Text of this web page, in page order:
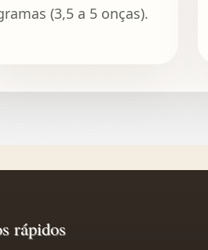
(3,5 a 5 onças).
rápidos